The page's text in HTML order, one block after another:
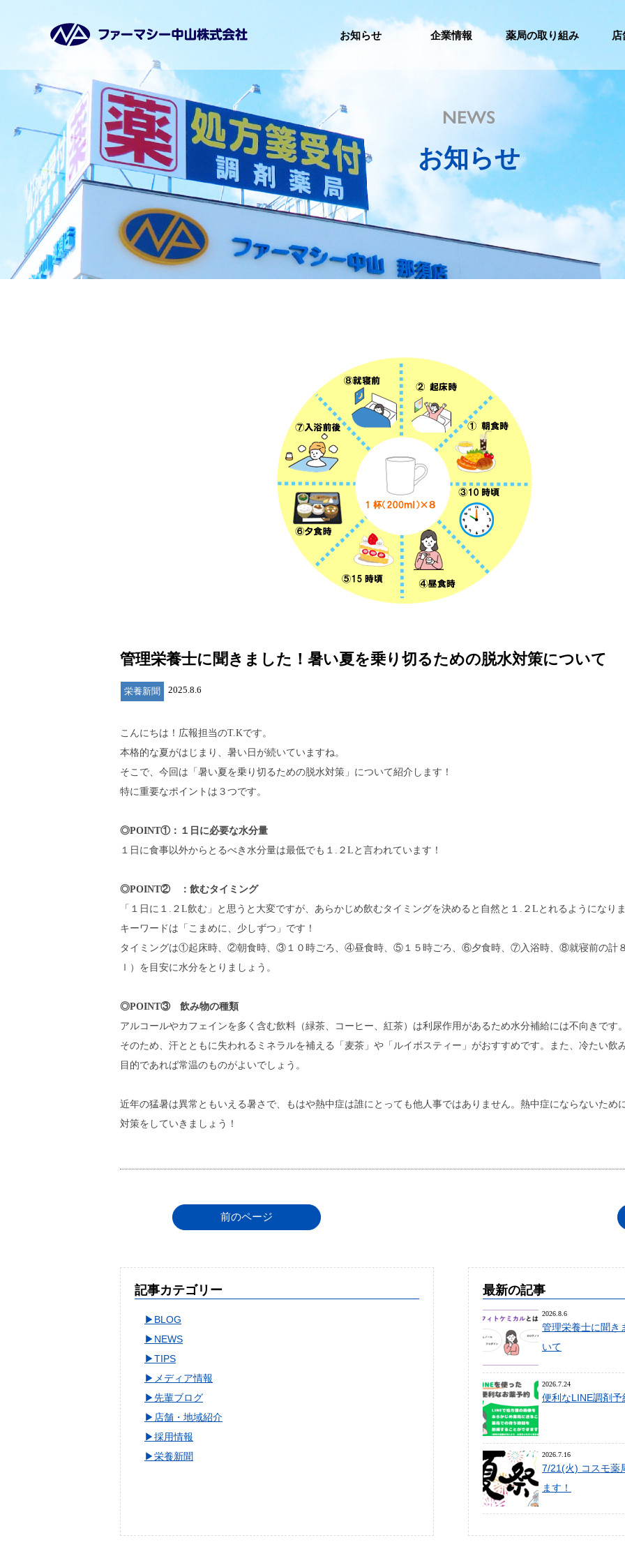
お知らせ 企業情報 薬局の取り組み
NEWS
お知らせ
管理栄養士に聞きました！暑い夏を乗り切るための脱水対策について
栄養新聞 2025.8.6
こんにちは！広報担当のT.Kです。
本格的な夏がはじまり、暑い日が続いていますね。
そこで、今回は「暑い夏を乗り切るための脱水対策」について紹介します！
特に重要なポイントは３つです。
◎POINT①：１日に必要な水分量
１日に食事以外からとるべき水分量は最低でも１.２Lと言われています！
◎POINT② ：飲むタイミング
「１日に１.２L飲む」と思うと大変ですが、あらかじめ飲むタイミングを決めると自然と１.２Lとれるようになり
キーワードは「こまめに、少しずつ」です！
タイミングは①起床時、②朝食時、③１０時ごろ、④昼食時、⑤１５時ごろ、⑥夕食時、⑦入浴時、⑧就寝前の計８
ｌ）を目安に水分をとりましょう。
◎POINT③ 飲み物の種類
アルコールやカフェインを多く含む飲料（緑茶、コーヒー、紅茶）は利尿作用があるため水分補給には不向きです
そのため、汗とともに失われるミネラルを補える「麦茶」や「ルイボスティー」がおすすめです。また、冷たい飲
目的であれば常温のものがよいでしょう。
近年の猛暑は異常ともいえる暑さで、もはや熱中症は誰にとっても他人事ではありません。熱中症にならないため
対策をしていきましょう！
前のページ
記事カテゴリー
BLOG
NEWS
TIPS
メディア情報
先輩ブログ
店舗・地域紹介
採用情報
栄養新聞
最新の記事
2026.8.6
管理栄養士に聞き
いて
2026.7.24
便利なLINE調剤予
2026.7.16
7/21(火) コスモ薬
ます！